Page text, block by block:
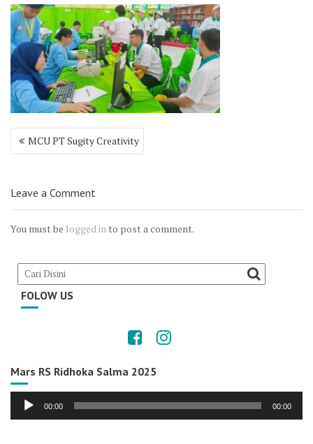
Post
navigation
MCU PT Sugity Creativity
Leave a Comment
You must be logged in to post a comment.
FOLOW US
Mars RS Ridhoka Salma 2025
Audio
00:00 00:00